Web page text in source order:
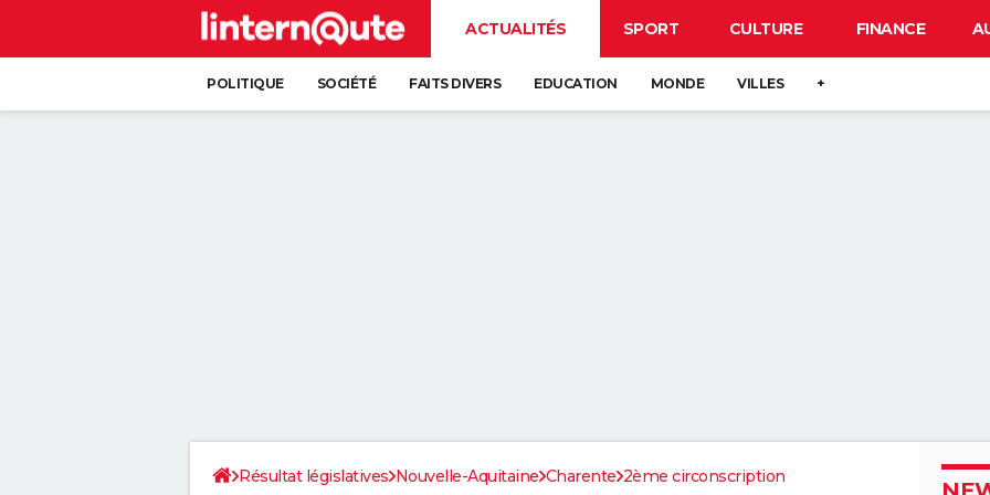
ACTUALITÉS SPORT CULTURE FINANCE
POLITIQUE SOCIÉTÉ FAITS DIVERS EDUCATION MONDE VILLES +
Résultat législatives Nouvelle-Aquitaine Charente 2ème circonscription